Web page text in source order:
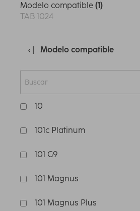
Modelo compatible (1)
TAB 1024
Modelo compatible
10
101c Platinum
101 G9
101 Magnus
101 Magnus Plus